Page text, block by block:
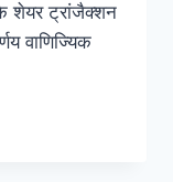
शेयर ट्रांजैक्शन
वाणिज्यिक